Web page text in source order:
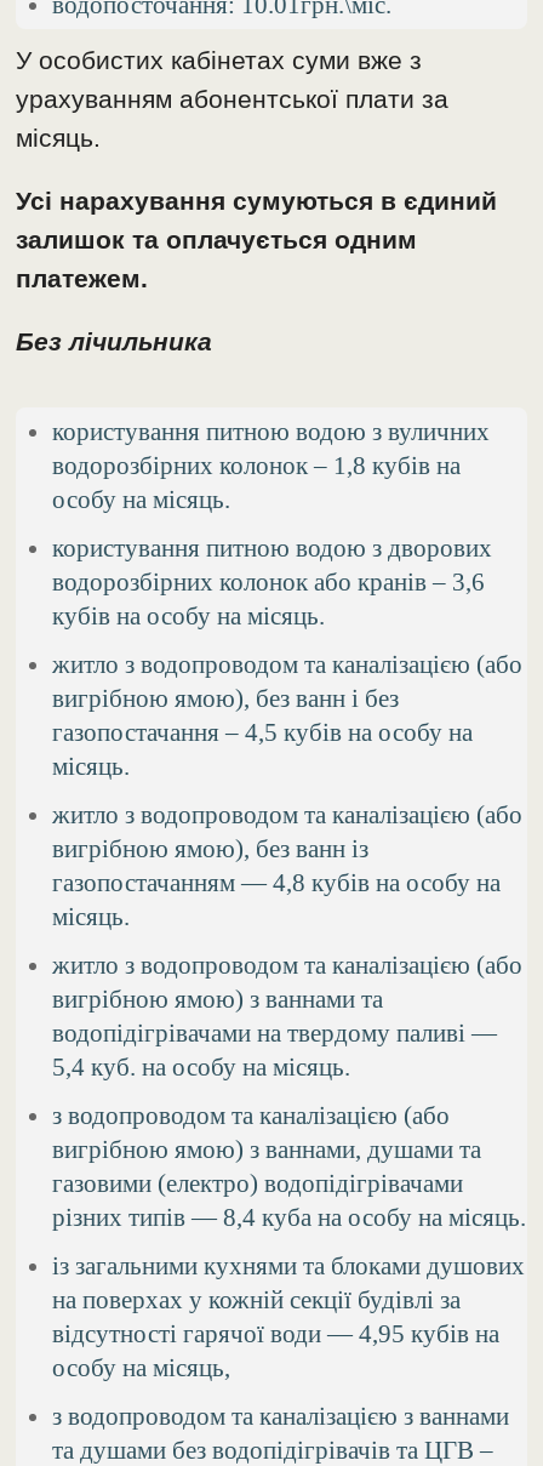
У особистих кабінетах суми вже з
урахуванням абонентської плати за
місяць.
Усі нарахування сумуються в єдиний
залишок та оплачується одним
платежем.
Без лічильника
користування питною водою з вуличних
водорозбірних колонок – 1,8 кубів на
особу на місяць.
користування питною водою з дворових
водорозбірних колонок або кранів – 3,6
кубів на особу на місяць.
житло з водопроводом та каналізацією (або
вигрібною ямою), без ванн і без
газопостачання – 4,5 кубів на особу на
місяць.
житло з водопроводом та каналізацією (або
вигрібною ямою), без ванн із
газопостачанням — 4,8 кубів на особу на
місяць.
житло з водопроводом та каналізацією (або
вигрібною ямою) з ваннами та
водопідігрівачами на твердому паливі —
5,4 куб. на особу на місяць.
з водопроводом та каналізацією (або
вигрібною ямою) з ваннами, душами та
газовими (електро) водопідігрівачами
різних типів — 8,4 куба на особу на місяць.
із загальними кухнями та блоками душових
на поверхах у кожній секції будівлі за
відсутності гарячої води — 4,95 кубів на
особу на місяць,
з водопроводом та каналізацією з ваннами
та душами без водопідігрівачів та ЦГВ –